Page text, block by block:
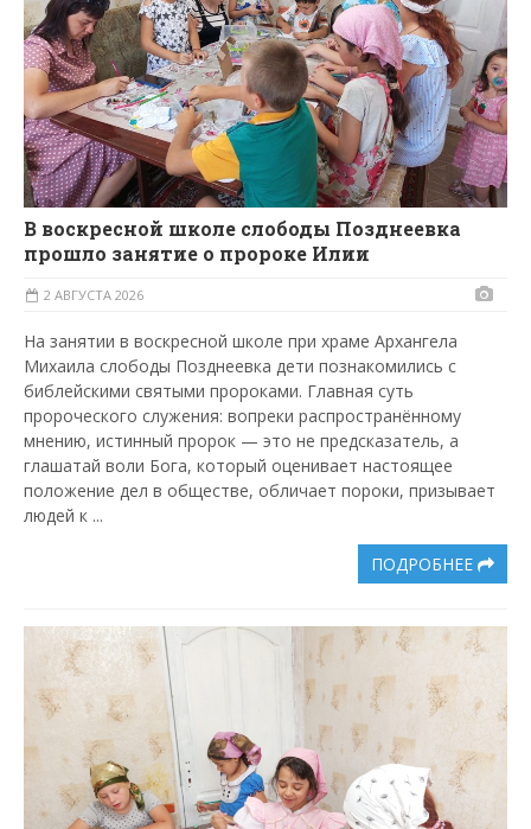
В воскресной школе слободы Позднеевка
прошло занятие о пророке Илии
2 АВГУСТА 2026
На занятии в воскресной школе при храме Архангела
Михаила слободы Позднеевка дети познакомились с
библейскими святыми пророками. Главная суть
пророческого служения: вопреки распространённому
мнению, истинный пророк — это не предсказатель, а
глашатай воли Бога, который оценивает настоящее
положение дел в обществе, обличает пороки, призывает
людей к ...
ПОДРОБНЕЕ